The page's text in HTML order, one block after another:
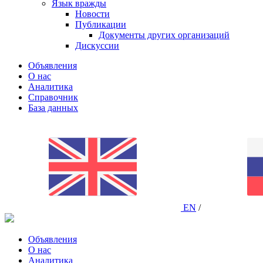
Язык вражды
Новости
Публикации
Документы других организаций
Дискуссии
Объявления
О нас
Аналитика
Справочник
База данных
EN /
Объявления
О нас
Аналитика